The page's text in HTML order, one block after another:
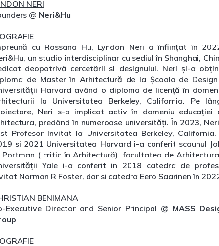
NERI
@ Neri&Hu
cu Rossana Hu, Lyndon Neri a înființat în
un studio interdisciplinar cu sediul în Shanghai,
deopotrivă cercetării si designului. Neri și-a
de Master în Arhitectură de la Școala de
Harvard având o diploma de licență în
la Universitatea Berkeley, California. Pe
Neri s-a implicat activ în domeniu educației
predând în numeroase universități. În 2023,
Profesor Invitat la Universitatea Berkeley, California.
si 2021 Universitatea Harvard i-a conferit scaunul
Portman ( critic în Arhitectură). facultatea de
Yale i-a conferit in 2018 catedra de
Norman R Foster, dar si catedra Eero Saarinen în
BENIMANA
Executive Director and Senior Principal @ MASS